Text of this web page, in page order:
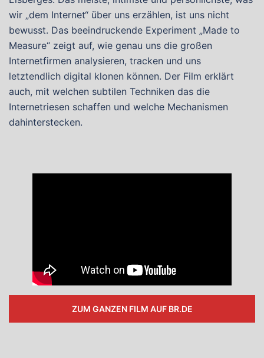
wir „dem Internet“ über uns erzählen, ist uns nicht
bewusst. Das beeindruckende Experiment „Made to
Measure“ zeigt auf, wie genau uns die großen
Internetfirmen analysieren, tracken und uns
letztendlich digital klonen können. Der Film erklärt
auch, mit welchen subtilen Techniken das die
Internetriesen schaffen und welche Mechanismen
dahinterstecken.
ZUM GANZEN FILM AUF BR.DE